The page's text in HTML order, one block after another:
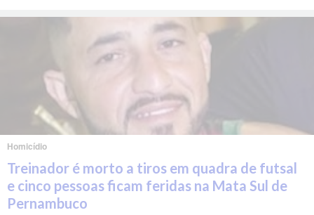
Homicídio
Treinador é morto a tiros em quadra de futsal
e cinco pessoas ficam feridas na Mata Sul de
Pernambuco